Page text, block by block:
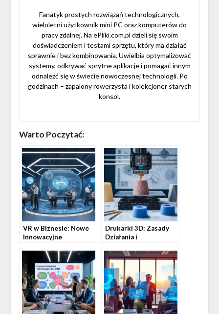
Fanatyk prostych rozwiązań technologicznych,
wieloletni użytkownik mini PC oraz komputerów do
pracy zdalnej. Na ePliki.com.pl dzieli się swoim
doświadczeniem i testami sprzętu, który ma działać
sprawnie i bez kombinowania. Uwielbia optymalizować
systemy, odkrywać sprytne aplikacje i pomagać innym
odnaleźć się w świecie nowoczesnej technologii. Po
godzinach – zapalony rowerzysta i kolekcjoner starych
konsol.
Warto Poczytać:
VR w Biznesie: Nowe
Innowacyjne
Drukarki 3D: Zasady
Działania i